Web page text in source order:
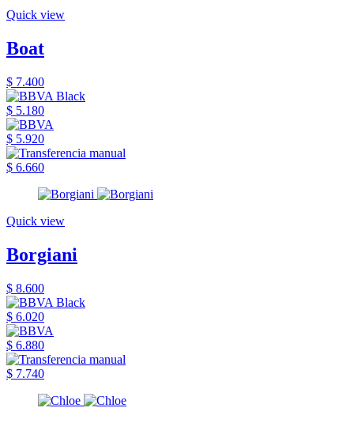
Quick view
Boat
$ 7.400
$ 5.180
$ 5.920
$ 6.660
Quick view
Borgiani
$ 8.600
$ 6.020
$ 6.880
$ 7.740